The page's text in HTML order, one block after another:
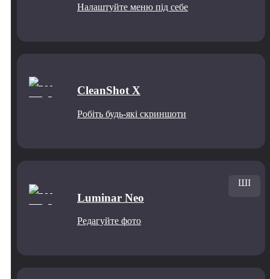
Налаштуйте меню під себе
CleanShot X
Робіть будь-які скриншоти
Luminar Neo
Редагуйте фото
ШІ